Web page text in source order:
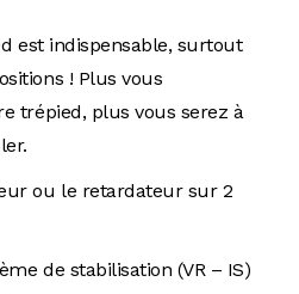
est indispensable, surtout
! Plus vous
trépied, plus vous serez à
ou le retardateur sur 2
de stabilisation (VR – IS)